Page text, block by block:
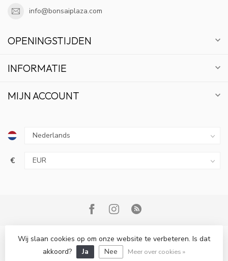
info@bonsaiplaza.com
OPENINGSTIJDEN
INFORMATIE
MIJN ACCOUNT
€
© Copyright 2026 Bonsai Plaza
Wij slaan cookies op om onze website te verbeteren. Is dat
akkoord?
Ja Nee Meer over cookies »
10% KORTING